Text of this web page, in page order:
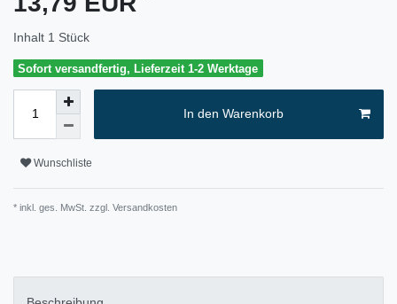
Inhalt 1 Stück
Sofort versandfertig, Lieferzeit 1-2 Werktage
In den Warenkorb
Wunschliste
* inkl. ges. MwSt. zzgl. Versandkosten